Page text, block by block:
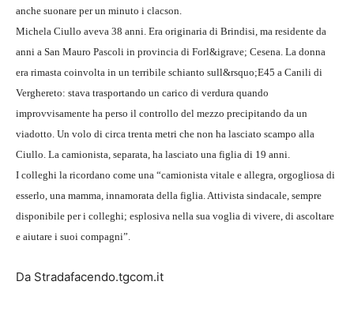
anche suonare per un minuto i clacson.
Michela Ciullo aveva 38 anni. Era originaria di Brindisi, ma residente da
anni a San Mauro Pascoli in provincia di Forl&igrave; Cesena. La donna
era rimasta coinvolta in un terribile schianto sull&rsquo;E45 a Canili di
Verghereto: stava trasportando un carico di verdura quando
improvvisamente ha perso il controllo del mezzo precipitando da un
viadotto. Un volo di circa trenta metri che non ha lasciato scampo alla
Ciullo. La camionista, separata, ha lasciato una figlia di 19 anni.
I colleghi la ricordano come una “camionista vitale e allegra, orgogliosa di
esserlo, una mamma, innamorata della figlia. Attivista sindacale, sempre
disponibile per i colleghi; esplosiva nella sua voglia di vivere, di ascoltare
e aiutare i suoi compagni”.
Da Stradafacendo.tgcom.it